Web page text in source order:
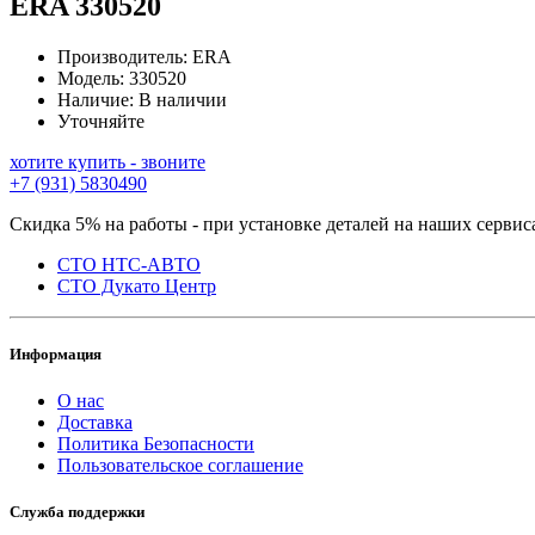
Производитель: ERA
Модель: 330520
Наличие: В наличии
Уточняйте
хотите купить - звоните
+7 (931) 5830490
Скидка 5% на работы - при установке деталей на наших
СТО НТС-АВТО
СТО Дукато Центр
Информация
О нас
Доставка
Политика Безопасности
Пользовательское соглашение
Служба поддержки